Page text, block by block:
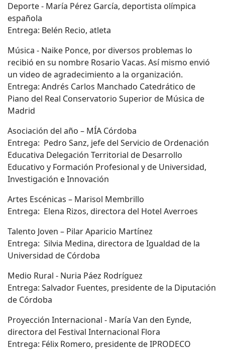
Deporte - María Pérez García, deportista olímpica
española
Entrega: Belén Recio, atleta
Música - Naike Ponce, por diversos problemas lo
recibió en su nombre Rosario Vacas. Así mismo envió
un video de agradecimiento a la organización.
Entrega: Andrés Carlos Manchado Catedrático de
Piano del Real Conservatorio Superior de Música de
Madrid
Asociación del año – MÍA Córdoba
Entrega: Pedro Sanz, jefe del Servicio de Ordenación
Educativa Delegación Territorial de Desarrollo
Educativo y Formación Profesional y de Universidad,
Investigación e Innovación
Artes Escénicas – Marisol Membrillo
Entrega: Elena Rizos, directora del Hotel Averroes
Talento Joven – Pilar Aparicio Martínez
Entrega: Silvia Medina, directora de Igualdad de la
Universidad de Córdoba
Medio Rural - Nuria Páez Rodríguez
Entrega: Salvador Fuentes, presidente de la Diputación
de Córdoba
Proyección Internacional - María Van den Eynde,
directora del Festival Internacional Flora
Entrega: Félix Romero, presidente de IPRODECO